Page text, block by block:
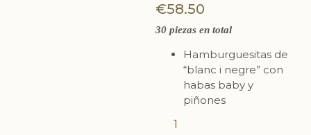
€58.50
30 piezas en total
Hamburguesitas de
“blanc i negre” con
habas baby y
piñones